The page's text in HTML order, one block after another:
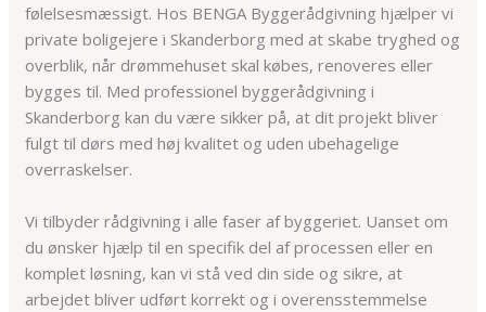
følelsesmæssigt. Hos BENGA Byggerådgivning hjælper vi
private boligejere i Skanderborg med at skabe tryghed og
overblik, når drømmehuset skal købes, renoveres eller
bygges til. Med professionel byggerådgivning i
Skanderborg kan du være sikker på, at dit projekt bliver
fulgt til dørs med høj kvalitet og uden ubehagelige
overraskelser.
Vi tilbyder rådgivning i alle faser af byggeriet. Uanset om
du ønsker hjælp til en specifik del af processen eller en
komplet løsning, kan vi stå ved din side og sikre, at
arbejdet bliver udført korrekt og i overensstemmelse